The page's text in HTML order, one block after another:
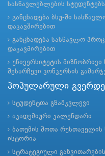
სასწავლებლების
განცხადება ბსუ-ში
დაკავშირებით
განცხადება სასწავლო
დაკავშირებით
უნივერსიტეტის
შესარჩევი კონკურსის
პოპულარული
სტუდენტთა გზამკვლევი
აკადემიური კალენდარი
ბათუმის შოთა რუსთაველის
ისტორია
სტრატეგიული განვითარების